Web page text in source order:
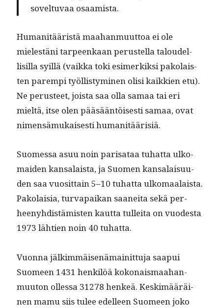
sovel­tuvaa osaamista.
Human­itääristä maa­han­muut­toa ei ole
mielestäni tarpeenkaan perustel­la taloudel­
lisil­la syil­lä (vaik­ka toki esimerkik­si pako­lais­
ten parem­pi työl­listymi­nen olisi kaikkien etu).
Ne perus­teet, joista saa olla samaa tai eri
mieltä, itse olen pääsään­töis­es­ti samaa, ovat
nimen­sä­mukaises­ti humanitäärisiä.
Suomes­sa asuu noin parisa­taa tuhat­ta ulko­
maid­en kansalaista, ja Suomen kansalaisu­u­
den saa vuosit­tain 5–10 tuhat­ta ulko­maalaista.
Pako­laisia, tur­va­paikan saanei­ta sekä per­
heeny­hdis­tämis­ten kaut­ta tullei­ta on vuodes­ta
1973 läh­tien noin 40 tuhatta.
Vuon­na jälkim­mäisenä­mainit­tu­ja saa­pui
Suomeen 1431 henkilöä kokon­ais­maa­han­
muu­ton ollessa 31278 henkeä. Keskimääräi­
nen mamu siis tulee edelleen Suomeen joko